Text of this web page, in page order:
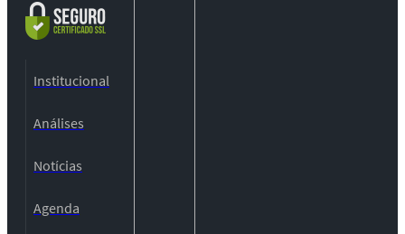
Institucional
Análises
Notícias
Agenda